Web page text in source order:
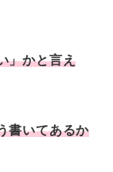
」かと言え
書いてあるか